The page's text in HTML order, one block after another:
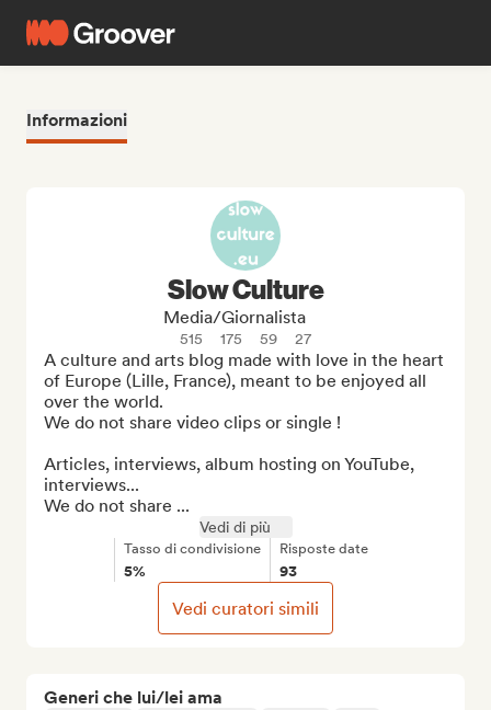
Informazioni
Generi che lui/lei ama
Slow Culture
Media/Giornalista
515 175 59 27
A culture and arts blog made with love in the heart
of Europe (Lille, France), meant to be enjoyed all
over the world.
We do not share video clips or single !
Articles, interviews, album hosting on YouTube,
interviews...
We do not share ...
Vedi di più
Tasso di condivisione
5%
Risposte date
93
Vedi curatori simili